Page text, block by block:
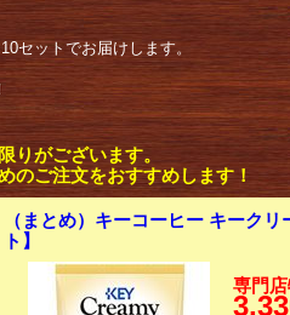
セットでお届けします。
りがございます。
のご注文をおすすめします！
（まとめ）キーコーヒー キーク
ト】
専門